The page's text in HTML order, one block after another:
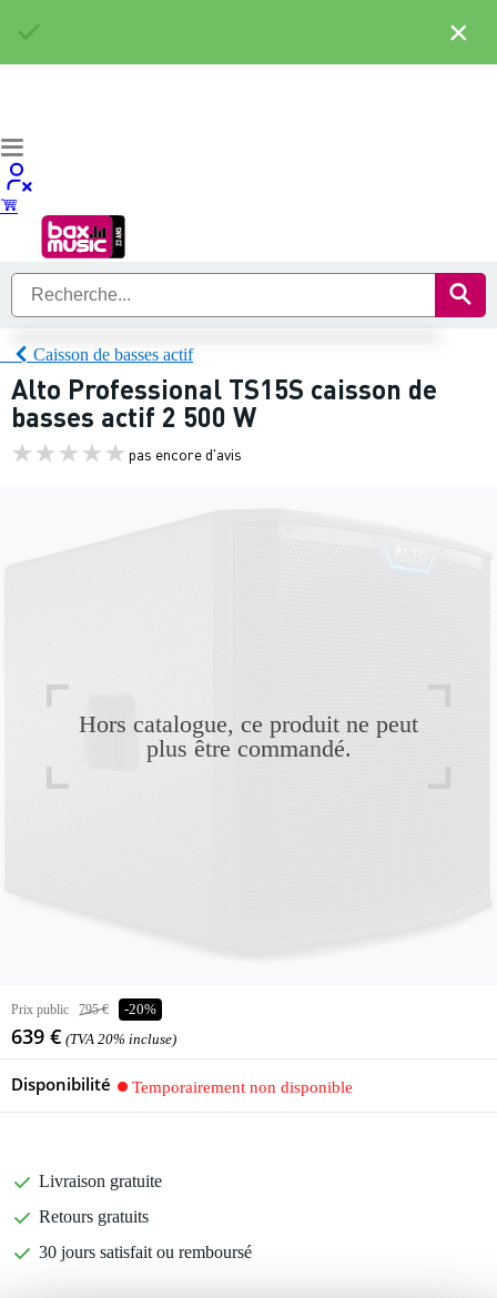
Caisson de basses actif
Alto Professional TS15S caisson de
basses actif 2 500 W
pas encore d'avis
Hors catalogue, ce produit ne peut
plus être commandé.
Prix public 795 € -20%
639 € (TVA 20% incluse)
Disponibilité Temporairement non disponible
Livraison gratuite
Retours gratuits
30 jours satisfait ou remboursé
×